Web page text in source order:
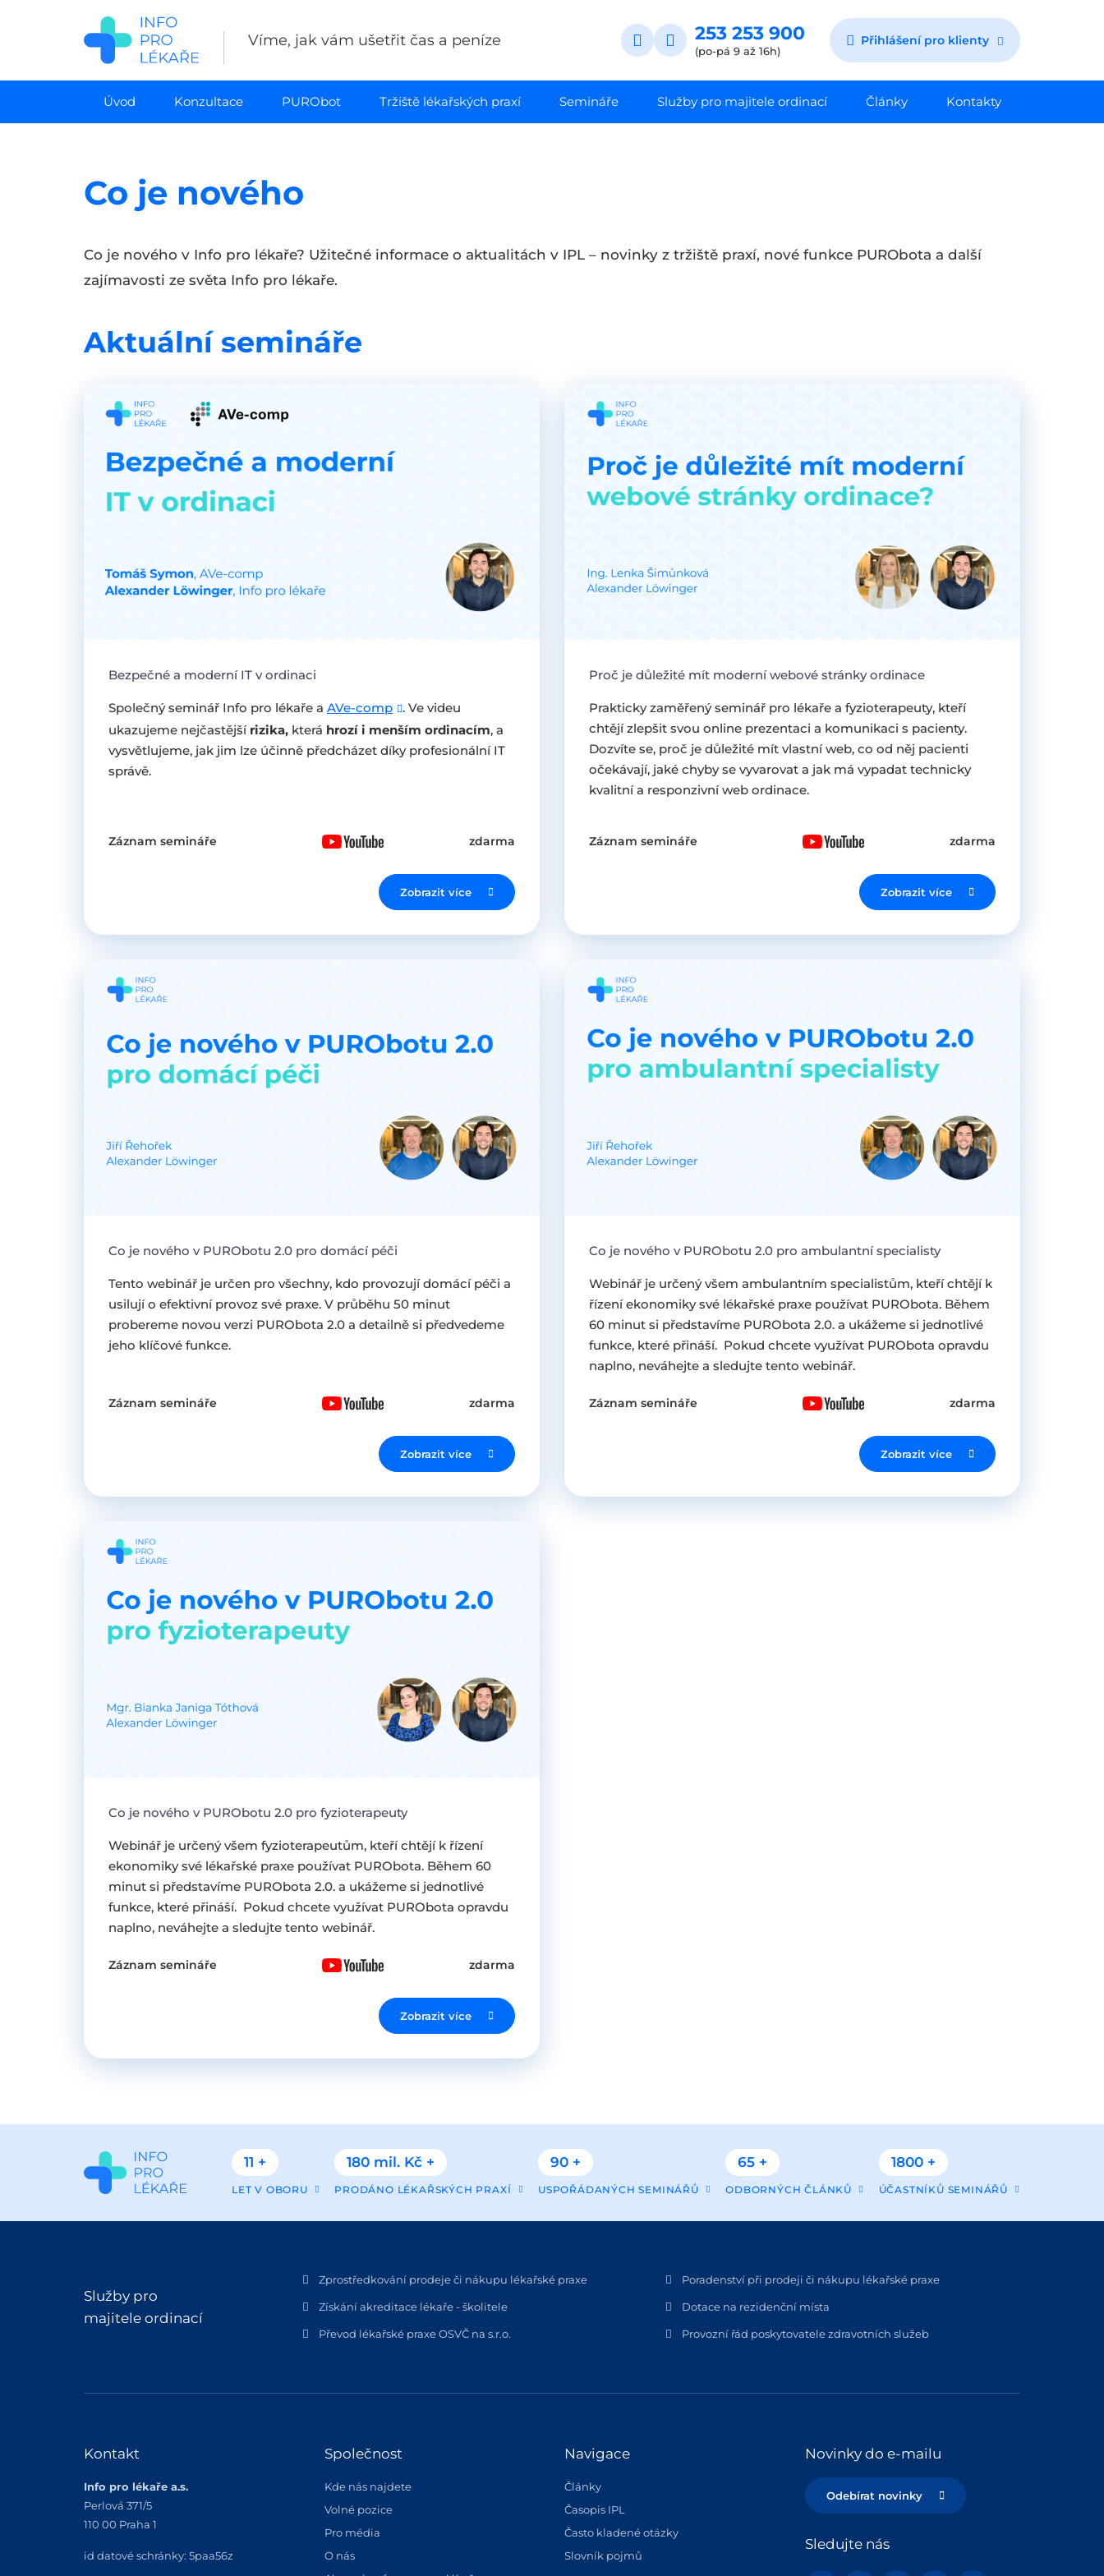
Víme, jak vám ušetřit čas a peníze 253 253 900
(po-pá 9 až 16h)
Přihlášení pro klienty
Úvod Konzultace PURObot Tržiště lékařských praxí Semináře Služby pro majitele ordinací Články Kontakty
Co je nového
Co je nového v Info pro lékaře? Užitečné informace o aktualitách v IPL – novinky z tržiště praxí, nové funkce PURObota a další
zajímavosti ze světa Info pro lékaře.
Aktuální semináře
Bezpečné a moderní IT v ordinaci
Společný seminář Info pro lékaře a AVe-comp
. Ve videu
ukazujeme nejčastějšírizika, která hrozí i menším ordinacím, a
vysvětlujeme, jak jim lze účinně předcházet díky profesionální IT
správě.
Záznam semináře zdarma
Zobrazit více
Proč je důležité mít moderní webové stránky ordinace
Prakticky zaměřený seminář pro lékaře a fyzioterapeuty, kteří
chtějí zlepšit svou online prezentaci a komunikaci s pacienty.
Dozvíte se, proč je důležité mít vlastní web, co od něj pacienti
očekávají, jaké chyby se vyvarovat a jak má vypadat technicky
kvalitní a responzivní web ordinace.
Záznam semináře zdarma
Zobrazit více
Co je nového v PURObotu 2.0 pro domácí péči
Tento webinář je určen pro všechny, kdo provozují domácí péči a
usilují o efektivní provoz své praxe. V průběhu 50 minut
probereme novou verzi PURObota 2.0 a detailně si předvedeme
jeho klíčové funkce.
Záznam semináře zdarma
Zobrazit více
Co je nového v PURObotu 2.0 pro ambulantní specialisty
Webinář je určený všem ambulantním specialistům, kteří chtějí k
řízení ekonomiky své lékařské praxe používat PURObota. Během
60 minut si představíme PURObota 2.0. a ukážeme si jednotlivé
funkce, které přináší. Pokud chcete využívat PURObota opravdu
naplno, neváhejte a sledujte tento webinář.
Záznam semináře zdarma
Zobrazit více
Co je nového v PURObotu 2.0 pro fyzioterapeuty
Webinář je určený všem fyzioterapeutům, kteří chtějí k řízení
ekonomiky své lékařské praxe používat PURObota. Během 60
minut si představíme PURObota 2.0. a ukážeme si jednotlivé
funkce, které přináší. Pokud chcete využívat PURObota opravdu
naplno, neváhejte a sledujte tento webinář.
Záznam semináře zdarma
Zobrazit více
11 +
LET V OBORU
180 mil. Kč +
PRODÁNO LÉKAŘSKÝCH PRAXÍ
90 +
USPOŘÁDANÝCH SEMINÁŘŮ
65 +
ODBORNÝCH ČLÁNKŮ
1800 +
ÚČASTNÍKŮ SEMINÁŘŮ
Služby pro
majitele ordinací
Zprostředkování prodeje či nákupu lékařské praxe Poradenství při prodeji či nákupu lékařské praxe
Získání akreditace lékaře - školitele Dotace na rezidenční místa
Převod lékařské praxe OSVČ na s.r.o. Provozní řád poskytovatele zdravotních služeb
Kontakt
Info pro lékaře a.s.
Perlová 371/5
110 00 Praha 1
id datové schránky: 5paa56z
Společnost
Kde nás najdete
Volné pozice
Pro média
O nás
Navigace
Články
Časopis IPL
Často kladené otázky
Slovník pojmů
Novinky do e-mailu
Odebírat novinky
Sledujte nás